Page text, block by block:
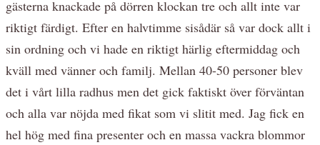
gästerna knackade på dörren klockan tre och allt inte var
riktigt färdigt. Efter en halvtimme sisådär så var dock allt i
sin ordning och vi hade en riktigt härlig eftermiddag och
kväll med vänner och familj. Mellan 40-50 personer blev
det i vårt lilla radhus men det gick faktiskt över förväntan
och alla var nöjda med fikat som vi slitit med. Jag fick en
hel hög med fina presenter och en massa vackra blommor